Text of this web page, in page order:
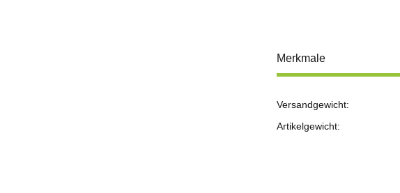
Merkmale
Versandgewicht:
Artikelgewicht: